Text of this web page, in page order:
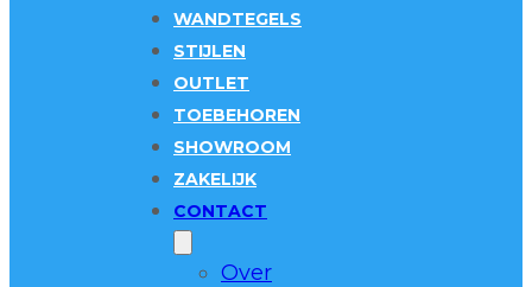
WANDTEGELS
STIJLEN
OUTLET
TOEBEHOREN
SHOWROOM
ZAKELIJK
CONTACT
Over